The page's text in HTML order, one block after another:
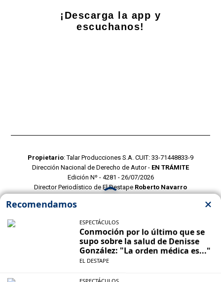
¡Descarga la app y
escuchanos!
Propietario: Talar Producciones S.A. CUIT: 33-71448833-9
Dirección Nacional de Derecho de Autor - EN TRÁMITE
Edición Nº - 4281 - 26/07/2026
Director Periodístico de El Destape Roberto Navarro
POLITICAS DE PRIVACIDAD
CONTACTO COMERCIAL
CONTACTO EDITORIAL